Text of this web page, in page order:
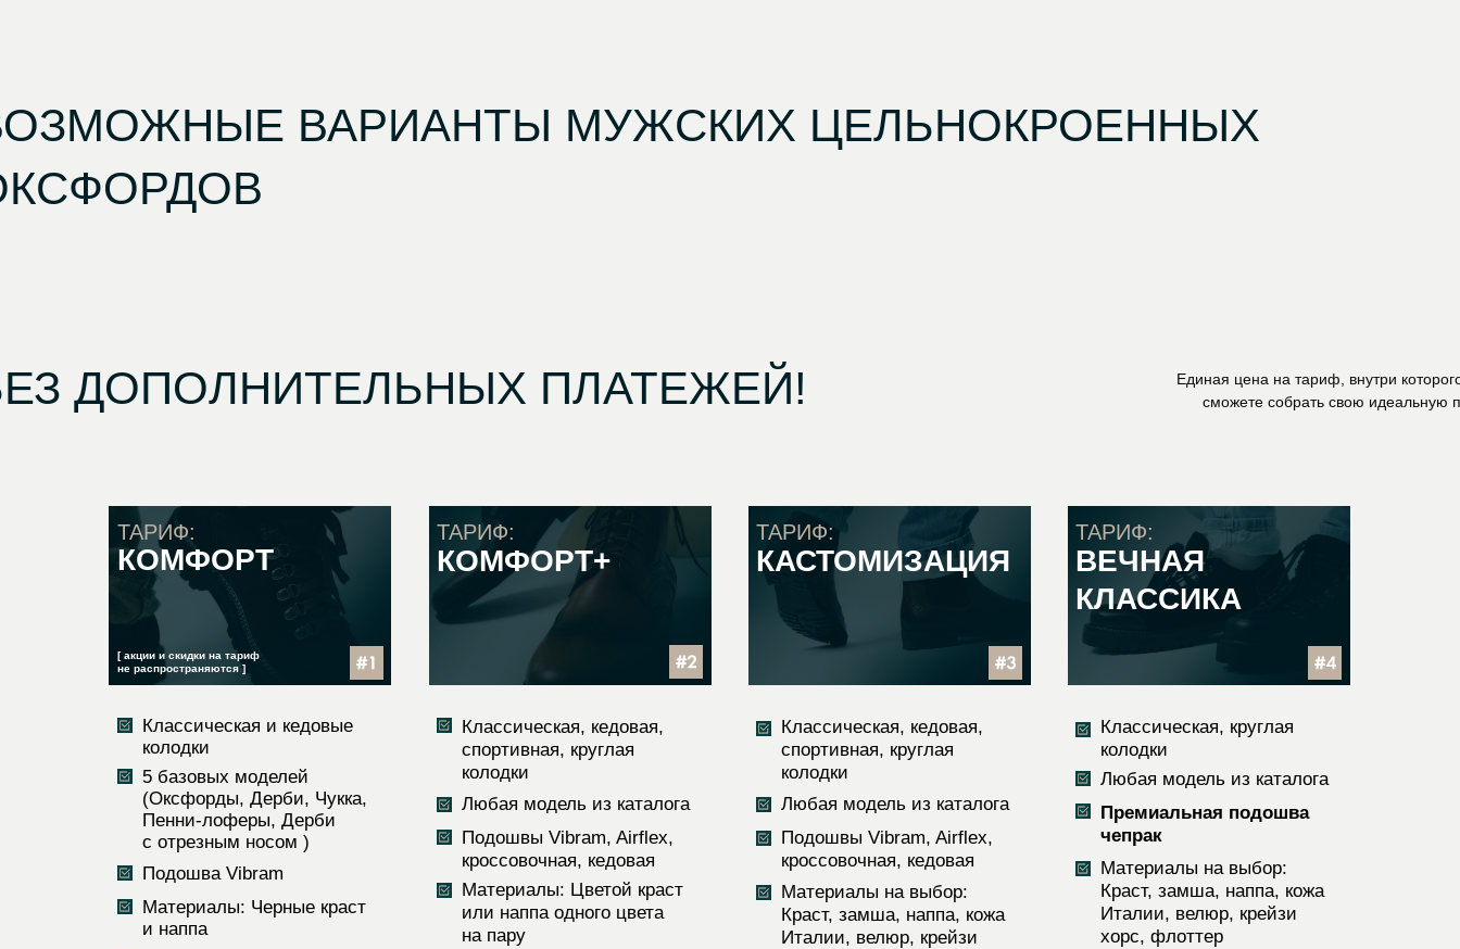
ВАРИАНТЫ МУЖСКИХ ЦЕЛЬНОКРОЕННЫХ
Единая цена на тариф, внутри
сможете собрать свою идеальную
ДОПОЛНИТЕЛЬНЫХ ПЛАТЕЖЕЙ!
КОМФОРТ+
КОМФОРТ
Материалы: Черные краст
и наппа
Подошва Vibram
5 базовых моделей
(Оксфорды, Дерби, Чукка,
Пенни-лоферы, Дерби
с отрезным носом )
Классическая и кедовые
колодки
Подошвы Vibram, Airflex,
кроссовочная, кедовая
Материалы: Цветой краст
или наппа одного цвета
на пару
Любая модель из каталога
Классическая, кедовая,
спортивная, круглая
колодки
ТАРИФ:
ТАРИФ:
КАСТОМИЗАЦИЯ
ТАРИФ:
ТАРИФ:
Материалы на выбор:
Краст, замша, наппа, кожа
Италии, велюр, крейзи
Любая модель из каталога
Классическая, кедовая,
спортивная, круглая
колодки
Подошвы Vibram, Airflex,
кроссовочная, кедовая
ВЕЧНАЯ
КЛАССИКА
Премиальная подошва
чепрак
Материалы на выбор:
Краст, замша, наппа, кожа
Италии, велюр, крейзи
хорс, флоттер
Классическая, круглая
колодки
Любая модель из каталога
[ акции и скидки на тариф
не распространяются ]